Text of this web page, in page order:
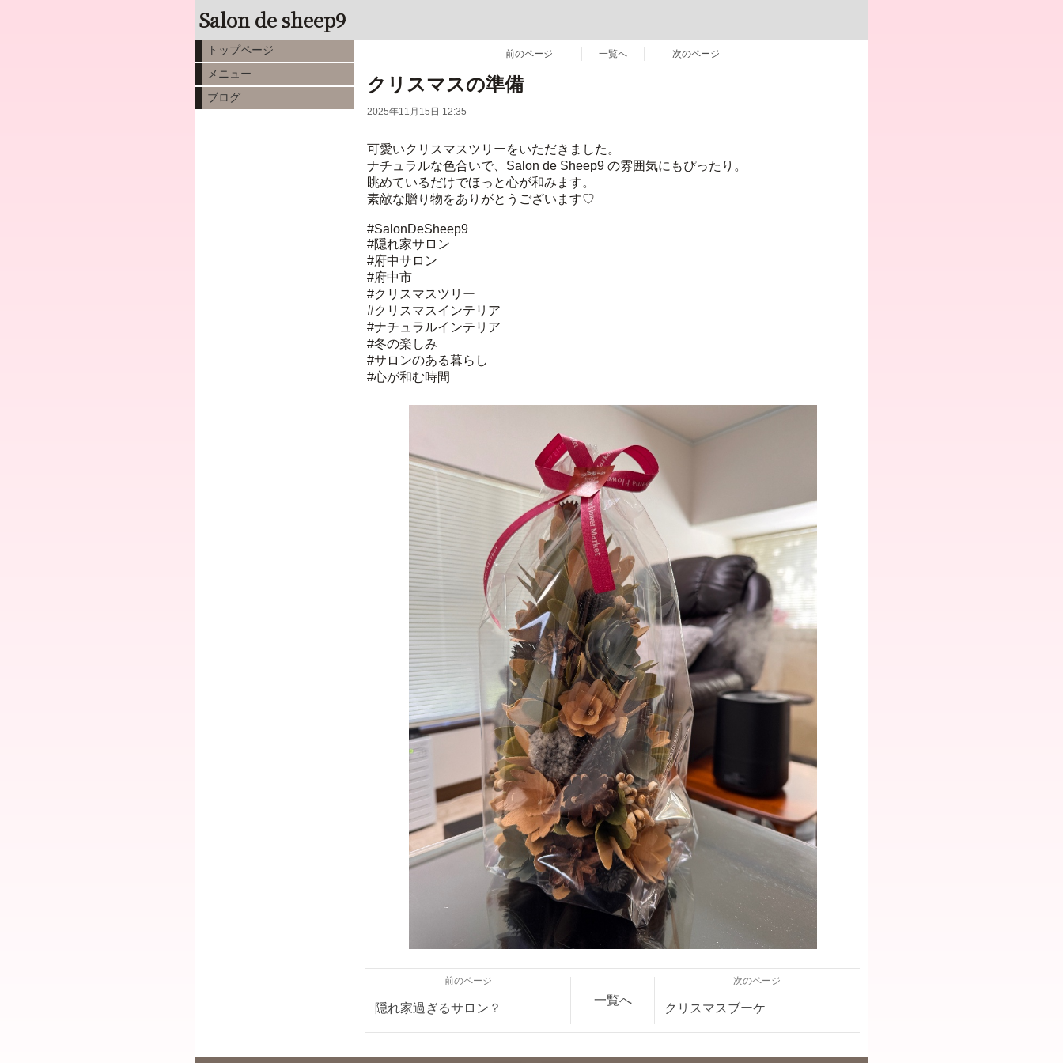
Salon de sheep9
前のページ 一覧へ 次のページ
クリスマスの準備
2025年11月15日 12:35
可愛いクリスマスツリーをいただきました。
ナチュラルな色合いで、Salon de Sheep9 の雰囲気にもぴったり。
眺めているだけでほっと心が和みます。
素敵な贈り物をありがとうございます♡
#SalonDeSheep9
#隠れ家サロン
#府中サロン
#府中市
#クリスマスツリー
#クリスマスインテリア
#ナチュラルインテリア
#冬の楽しみ
#サロンのある暮らし
#心が和む時間
前のページ
隠れ家過ぎるサロン？
一覧へ
次のページ
クリスマスブーケ
トップページ
メニュー
ブログ